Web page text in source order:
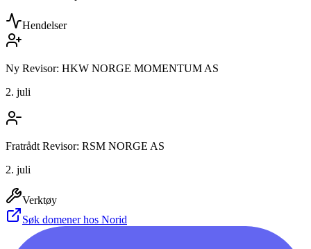
Hendelser
Ny Revisor: HKW NORGE MOMENTUM AS
2. juli
Fratrådt Revisor: RSM NORGE AS
2. juli
Verktøy
Søk domener hos Norid